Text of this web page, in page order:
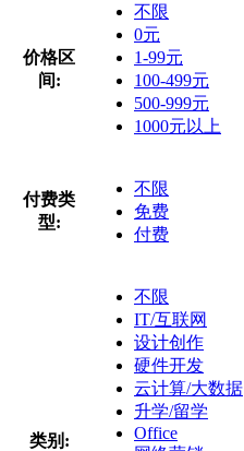
价格区
间:
不限
0元
1-99元
100-499元
500-999元
1000元以上
付费类
型:
不限
免费
付费
类别:
不限
IT/互联网
设计创作
硬件开发
云计算/大数据
升学/留学
Office